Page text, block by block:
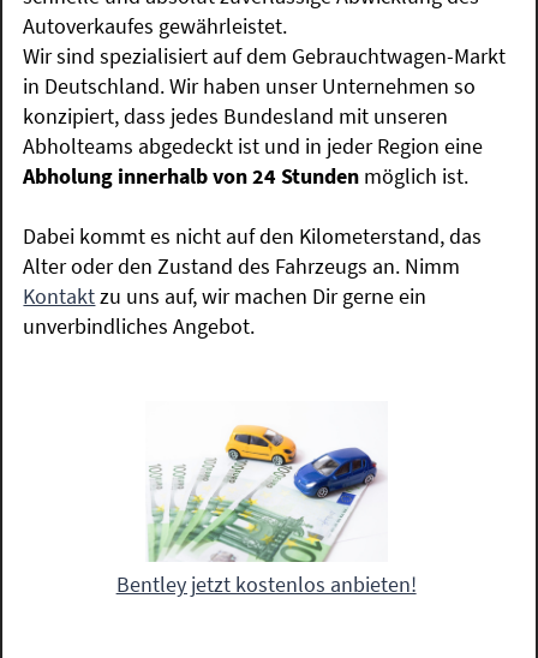
Autoverkaufes gewährleistet.
Wir sind spezialisiert auf dem Gebrauchtwagen-Markt
in Deutschland. Wir haben unser Unternehmen so
konzipiert, dass jedes Bundesland mit unseren
Abholteams abgedeckt ist und in jeder Region eine
Abholung innerhalb von 24 Stunden möglich ist.
Dabei kommt es nicht auf den Kilometerstand, das
Alter oder den Zustand des Fahrzeugs an. Nimm
Kontaktzu uns auf, wir machen Dir gerne ein
unverbindliches Angebot.
Bentley jetzt kostenlos anbieten!